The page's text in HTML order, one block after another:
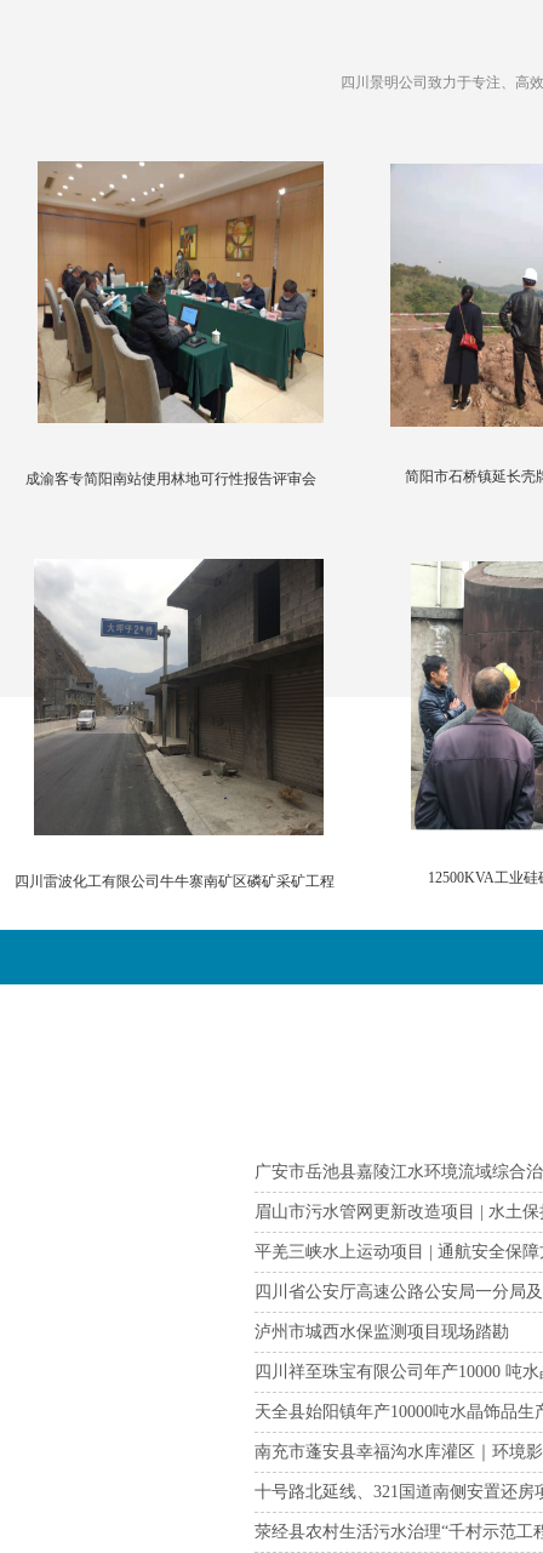
四川景明公司致力于专注、高
简阳市石桥镇延长壳
成渝客专简阳南站使用林地可行性报告评审会
12500KVA工业
四川雷波化工有限公司牛牛寨南矿区磷矿采矿工程
广安市岳池县嘉陵江水环境流域综合
眉山市污水管网更新改造项目 | 水土
平羌三峡水上运动项目 | 通航安全保
四川省公安厅高速公路公安局一分局
泸州市城西水保监测项目现场踏勘
四川祥至珠宝有限公司年产10000 吨
天全县始阳镇年产10000吨水晶饰品
南充市蓬安县幸福沟水库灌区｜环境
十号路北延线、321国道南侧安置还房
荥经县农村生活污水治理“千村示范工